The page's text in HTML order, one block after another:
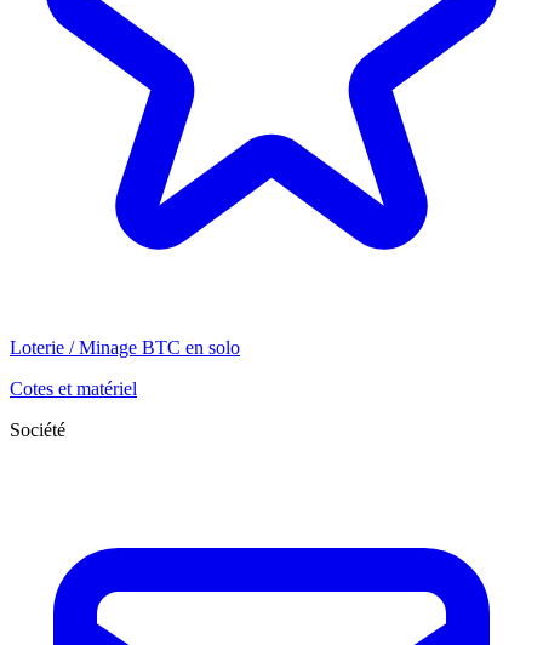
Loterie / Minage BTC en solo
Cotes et matériel
Société